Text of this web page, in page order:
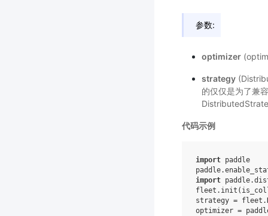
参数:
optimizer
strategy
的仅仅是为了兼
代码示例
import paddle
paddle.
import
fleet . init (
strategy = fleet .
optimizer =